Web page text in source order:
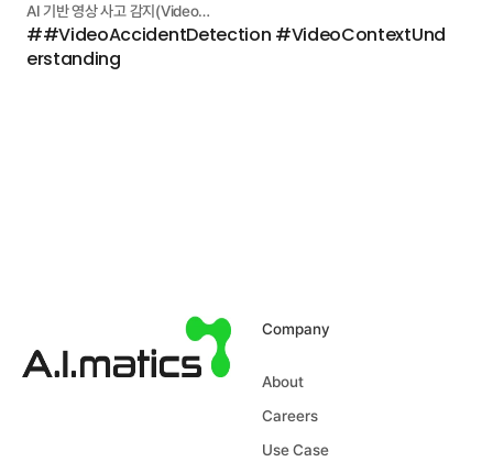
AI 기반 영상 사고 감지(Video…
##VideoAccidentDetection #VideoContextUnd
erstanding
Company
About
Careers
Use Case